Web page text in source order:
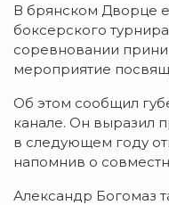
В брянском Дворце
боксерского
соревновании
мероприятие
Об этом сообщил
канале. Он выразил
в следующем году
напомнив о
Александр Богомаз